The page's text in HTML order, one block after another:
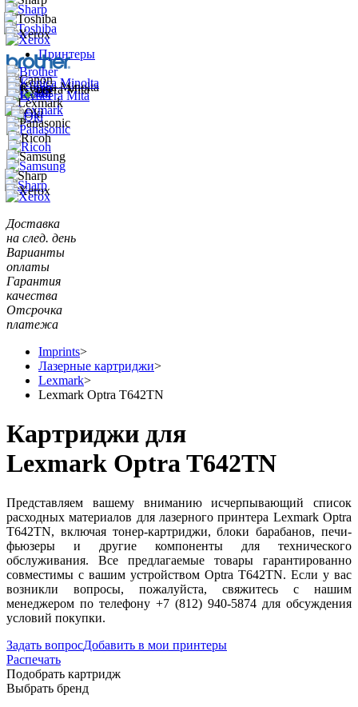
Принтеры
Доставка
на след. день
Варианты
оплаты
Гарантия
качества
Отсрочка
платежа
Imprints>
Лазерные картриджи>
Lexmark>
Lexmark Optra T642TN
Картриджи для
Lexmark Optra T642TN
Представляем вашему вниманию исчерпывающий список
расходных материалов для лазерного принтера Lexmark Optra
T642TN, включая тонер-картриджи, блоки барабанов, печи-
фьюзеры и другие компоненты для технического
обслуживания. Все предлагаемые товары гарантированно
совместимы с вашим устройством Optra T642TN. Если у вас
возникли вопросы, пожалуйста, свяжитесь с нашим
менеджером по телефону +7 (812) 940-5874 для обсуждения
условий покупки.
Задать вопросДобавить в мои принтеры
Распечать
Подобрать картридж
Выбрать бренд